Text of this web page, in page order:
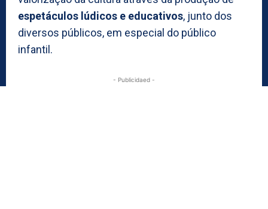
espetáculos lúdicos e educativos, junto dos
diversos públicos, em especial do público
infantil.
- Publicidaed -